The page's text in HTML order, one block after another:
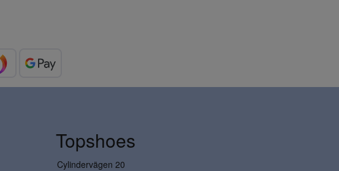
Topshoes
Cylindervägen 20